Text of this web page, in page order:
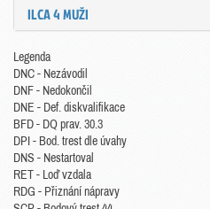
ILCA 4 MUŽI
Legenda
DNC - Nezávodil
DNF - Nedokončil
DNE - Def. diskvalifikace
BFD - DQ prav. 30.3
DPI - Bod. trest dle úvahy
DNS - Nestartoval
RET - Loď vzdala
RDG - Přiznání nápravy